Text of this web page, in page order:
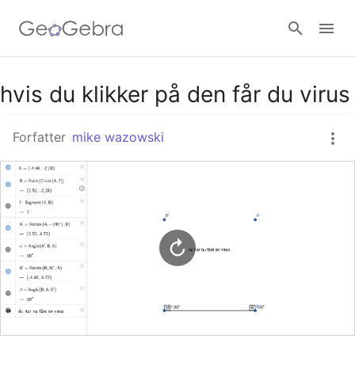
Google Classroom
GeoGebra Classroom
hvis du klikker på den får du virus
Forfatter mike wazowski